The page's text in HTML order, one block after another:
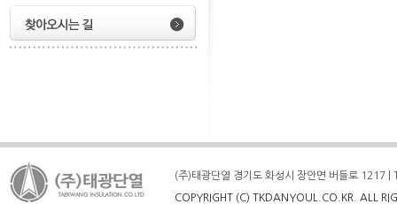
(주)태광단열 경기도 화성시 장안면 버들로
COPYRIGHT (C) TKDANYOUL.CO.KR. ALL